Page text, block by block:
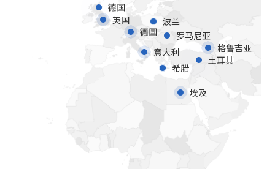
埃及
土耳其
格鲁吉亚
希腊
意大利
罗马尼亚
德国
波兰
英国
德国